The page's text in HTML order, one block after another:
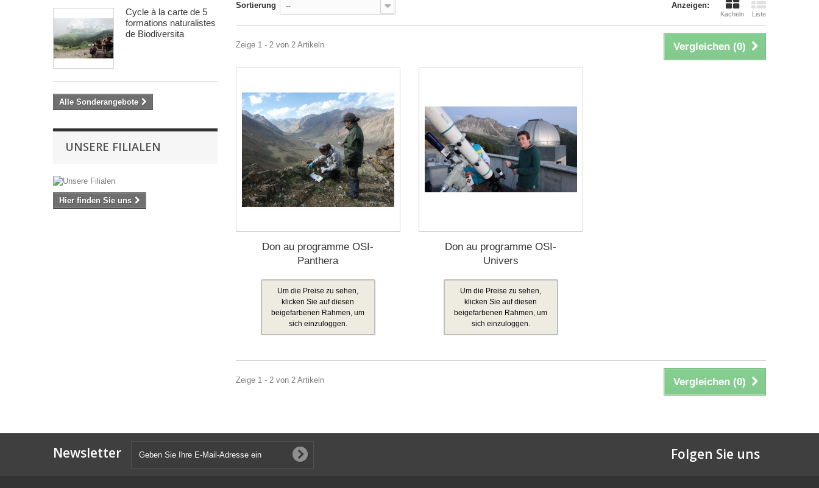
Cycle à la carte de 5
formations naturalistes
de Biodiversita
Alle Sonderangebote
UNSERE FILIALEN
Hier finden Sie uns
Anzeigen:
Kacheln Liste
Sortierung --
Vergleichen (0)
Zeige 1 - 2 von 2 Artikeln
Don au programme OSI-
Panthera
Um die Preise zu sehen,
klicken Sie auf diesen
beigefarbenen Rahmen, um
sich einzuloggen.
Don au programme OSI-
Univers
Um die Preise zu sehen,
klicken Sie auf diesen
beigefarbenen Rahmen, um
sich einzuloggen.
Vergleichen (0)
Zeige 1 - 2 von 2 Artikeln
Newsletter Folgen Sie uns